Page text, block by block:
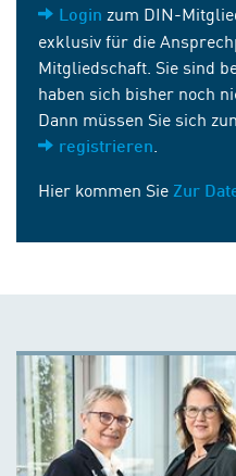
Login zum DIN-
exklusiv für die
Mitgliedschaft. Sie sind
haben sich bisher noch
Dann müssen Sie sich
registrieren
Hier kommen Sie Zur